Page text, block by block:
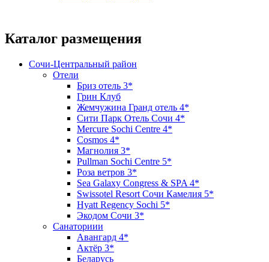
Каталог размещения
Сочи-Центральный район
Отели
Бриз отель 3*
Грин Клуб
Жемчужина Гранд отель 4*
Сити Парк Отель Сочи 4*
Mercure Sochi Centre 4*
Cosmos 4*
Магнолия 3*
Pullman Sochi Сеntre 5*
Роза ветров 3*
Sea Galaxy Congress & SPA 4*
Swissotel Resort Сочи Камелия 5*
Hyatt Regency Sochi 5*
Экодом Сочи 3*
Санаториии
Авангард 4*
Актёр 3*
Беларусь